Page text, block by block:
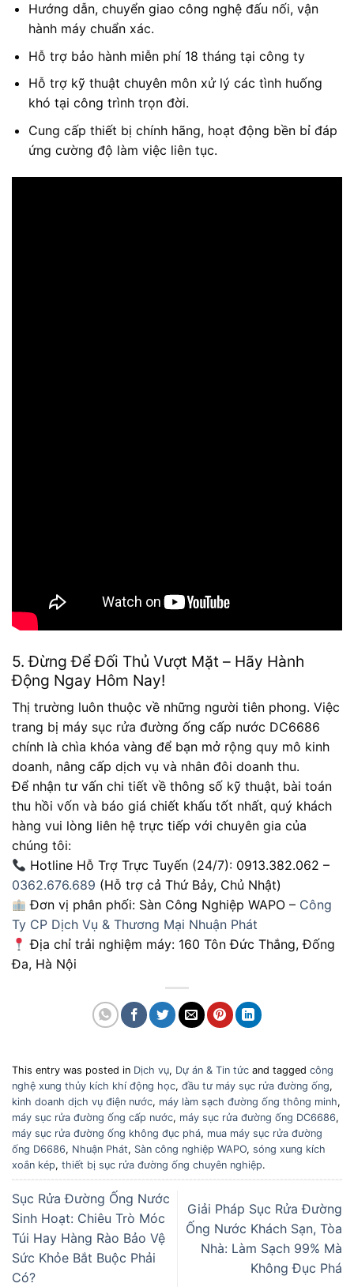
Hướng dẫn, chuyển giao công nghệ đấu nối, vận
hành máy chuẩn xác.
Hỗ trợ bảo hành miễn phí 18 tháng tại công ty
Hỗ trợ kỹ thuật chuyên môn xử lý các tình huống
khó tại công trình trọn đời.
Cung cấp thiết bị chính hãng, hoạt động bền bỉ đáp
ứng cường độ làm việc liên tục.
5. Đừng Để Đối Thủ Vượt Mặt – Hãy Hành
Động Ngay Hôm Nay!
Thị trường luôn thuộc về những người tiên phong. Việc
trang bị máy sục rửa đường ống cấp nước DC6686
chính là chìa khóa vàng để bạn mở rộng quy mô kinh
doanh, nâng cấp dịch vụ và nhân đôi doanh thu.
Để nhận tư vấn chi tiết về thông số kỹ thuật, bài toán
thu hồi vốn và báo giá chiết khấu tốt nhất, quý khách
hàng vui lòng liên hệ trực tiếp với chuyên gia của
chúng tôi:
Hotline Hỗ Trợ Trực Tuyến (24/7): 0913.382.062 –
0362.676.689 (Hỗ trợ cả Thứ Bảy, Chủ Nhật)
Đơn vị phân phối: Sàn Công Nghiệp WAPO – Công
Ty CP Dịch Vụ & Thương Mại Nhuận Phát
Địa chỉ trải nghiệm máy: 160 Tôn Đức Thắng, Đống
Đa, Hà Nội
This entry was posted in Dịch vụ, Dự án & Tin tức and tagged công
nghệ xung thủy kích khí động học, đầu tư máy sục rửa đường ống,
kinh doanh dịch vụ điện nước, máy làm sạch đường ống thông minh,
máy sục rửa đường ống cấp nước, máy sục rửa đường ống DC6686,
máy sục rửa đường ống không đục phá, mua máy sục rửa đường
ống D6686, Nhuận Phát, Sàn công nghiệp WAPO, sóng xung kích
xoắn kép, thiết bị sục rửa đường ống chuyên nghiệp.
Sục Rửa Đường Ống Nước
Sinh Hoạt: Chiêu Trò Móc
Túi Hay Hàng Rào Bảo Vệ
Sức Khỏe Bắt Buộc Phải
Có?
Giải Pháp Sục Rửa Đường
Ống Nước Khách Sạn, Tòa
Nhà: Làm Sạch 99% Mà
Không Đục Phá